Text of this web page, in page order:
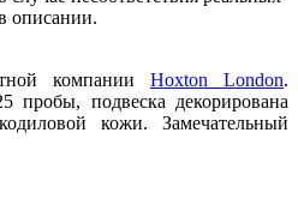
описании.
компании Hoxton London.
пробы, подвеска декорирована
кожи. Замечательный